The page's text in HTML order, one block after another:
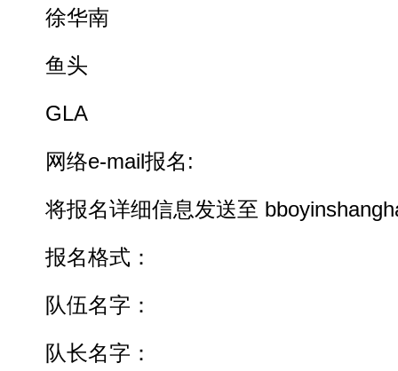
徐华南
鱼头
GLA
网络e-mail报名:
将报名详细信息发送至
报名格式：
队伍名字：
队长名字：